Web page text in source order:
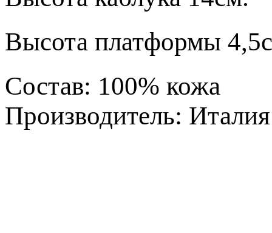
Высота платформы
Состав: 100% кожа
Производитель: Италия